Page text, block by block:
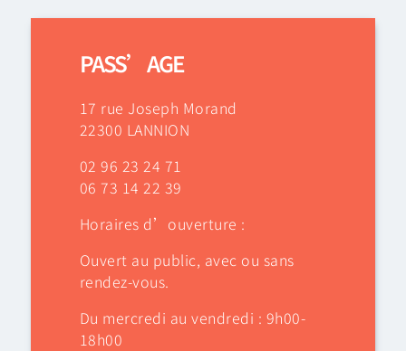
PASS’AGE
17 rue Joseph Morand
22300 LANNION
02 96 23 24 71
06 73 14 22 39
Horaires d’ouverture :
Ouvert au public, avec ou sans
rendez-vous.
Du mercredi au vendredi : 9h00-
18h00